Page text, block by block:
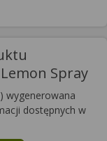
Spray
wygenerowana
dostępnych w